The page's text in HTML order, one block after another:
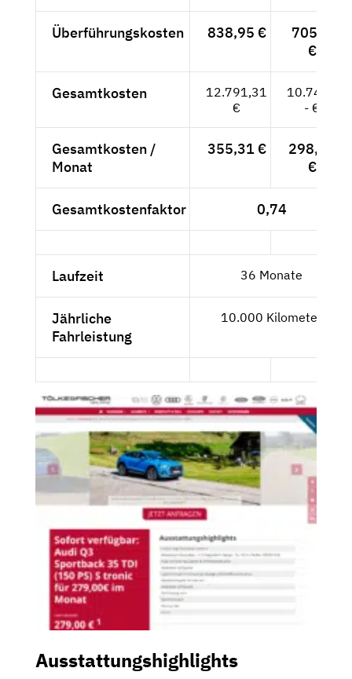
Überführungskosten 838,95 €
705,--
€
Gesamtkosten
12.791,31
€
10.749,-
- €
Gesamtkosten /
Monat
355,31 €
298,58
€
Gesamtkostenfaktor 0,74
Laufzeit 36 Monate
Jährliche
Fahrleistung
10.000 Kilometer
Ausstattungshighlights